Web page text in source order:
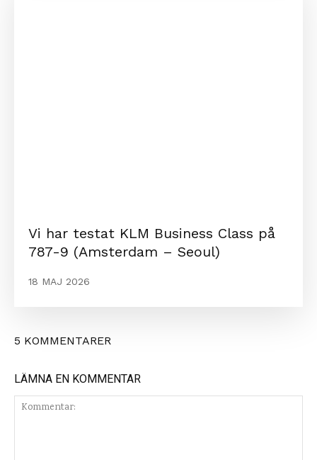
Vi har testat KLM Business Class på
787-9 (Amsterdam – Seoul)
18 MAJ 2026
5 KOMMENTARER
LÄMNA EN KOMMENTAR